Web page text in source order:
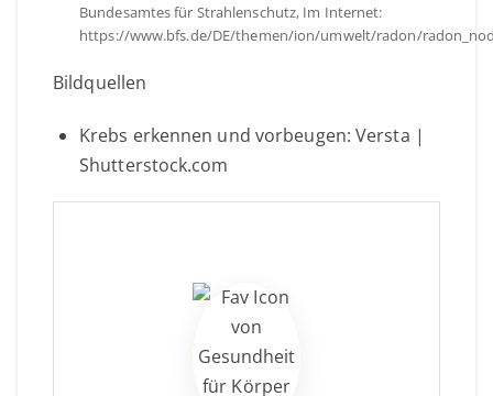
Bundesamtes für Strahlenschutz, Im Internet:
https://www.bfs.de/DE/themen/ion/umwelt/radon/
Bildquellen
Krebs erkennen und vorbeugen: Versta |
Shutterstock.com